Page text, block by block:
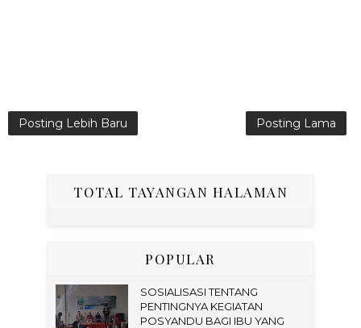
Posting Lebih Baru Posting Lama
TOTAL TAYANGAN HALAMAN
POPULAR
SOSIALISASI TENTANG
PENTINGNYA KEGIATAN
POSYANDU BAGI IBU YANG